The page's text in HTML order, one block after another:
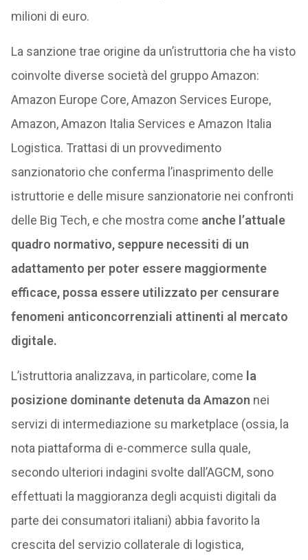
milioni di euro.
La sanzione trae origine da un’istruttoria che ha visto
coinvolte diverse società del gruppo Amazon:
Amazon Europe Core, Amazon Services Europe,
Amazon, Amazon Italia Services e Amazon Italia
Logistica. Trattasi di un provvedimento
sanzionatorio che conferma l’inasprimento delle
istruttorie e delle misure sanzionatorie nei confronti
delle Big Tech, e che mostra come anche l’attuale
quadro normativo, seppure necessiti di un
adattamento per poter essere maggiormente
efficace, possa essere utilizzato per censurare
fenomeni anticoncorrenziali attinenti al mercato
digitale.
L’istruttoria analizzava, in particolare, come la
posizione dominante detenuta da Amazon nei
servizi di intermediazione su marketplace (ossia, la
nota piattaforma di e-commerce sulla quale,
secondo ulteriori indagini svolte dall’AGCM, sono
effettuati la maggioranza degli acquisti digitali da
parte dei consumatori italiani) abbia favorito la
crescita del servizio collaterale di logistica,